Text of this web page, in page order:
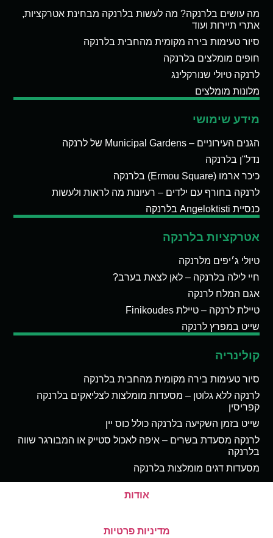
מה עושים בלרנקה? מה לעשות בלרנקה מבחינת אטרקציות,
אתרי תיירות ועוד
סיור טעימות בירה מקומית מהחבית בלרנקה
חופים מומלצים בלרנקה
לרנקה טיולי שנורקלינג
מלונות מומלצים
מידע שימושי
הגנים העירוניים – Municipal Gardens של לרנקה
נדל"ן בלרנקה
כיכר ארמו (Ermou Square) בלרנקה
לרנקה בחורף עם ילדים – רעיונות מה לראות ולעשות
כנסיית Angeloktisti בלרנקה
אטרקציות בלרנקה
טיולי ג׳יפים מלרנקה
חיי לילה בלרנקה – לאן לצאת בערב?
אגם המלח לרנקה
טיילת לרנקה – טיילת Finikoudes
שייט במפרץ לרנקה
קולינריה
סיור טעימות בירה מקומית מהחבית בלרנקה
לרנקה ללא גלוטן – מסעדות מומלצות לצליאקים בלרנקה
קפריסין
שייט בזמן השקיעה בלרנקה כולל כוס יין
לרנקה מסעדת בשרים – איפה לאכול סטייק או המבורגר שווה
בלרנקה
מסעדות דגים מומלצות בלרנקה
אודות
מדיניות פרטיות